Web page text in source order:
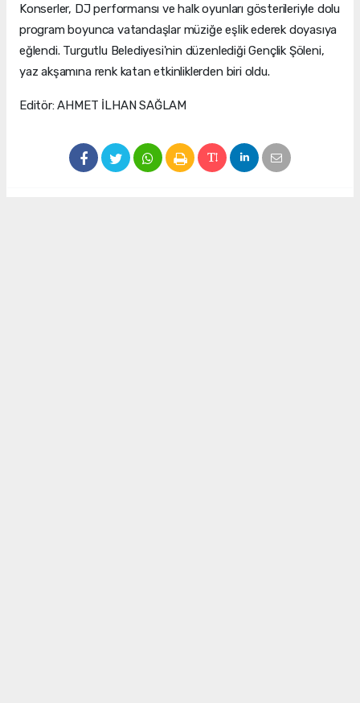
Konserler, DJ performansı ve halk oyunları gösterileriyle dolu
program boyunca vatandaşlar müziğe eşlik ederek doyasıya
eğlendi. Turgutlu Belediyesi'nin düzenlediği Gençlik Şöleni,
yaz akşamına renk katan etkinliklerden biri oldu.
Editör: AHMET İLHAN SAĞLAM